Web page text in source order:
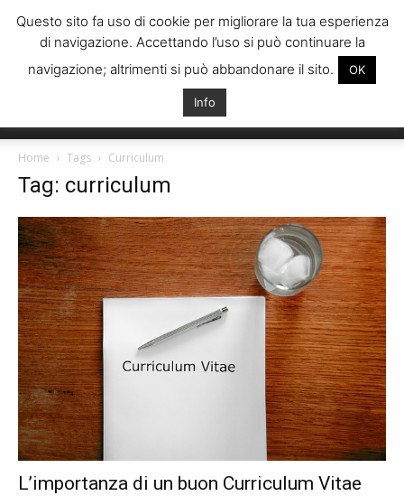
Italiani
Home Tags Curriculum
Tag: curriculum
L’importanza di un buon Curriculum Vitae
Questo sito fa uso di cookie per migliorare la tua esperienza
di navigazione. Accettando l’uso si può continuare la
navigazione; altrimenti si può abbandonare il sito.
OK
Info